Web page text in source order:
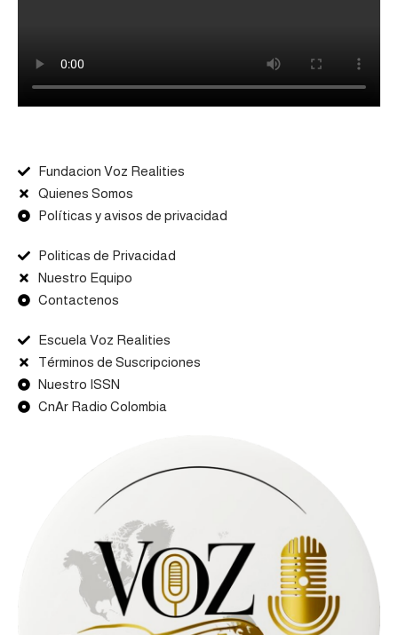
Fundacion Voz Realities
Quienes Somos
Políticas y avisos de privacidad
Politicas de Privacidad
Nuestro Equipo
Contactenos
Escuela Voz Realities
Términos de Suscripciones
Nuestro ISSN
CnAr Radio Colombia